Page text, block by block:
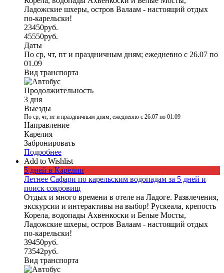
Ладожские шхеры, остров Валаам - настоящий отдых
по-карельски!
23450руб.
45550руб.
Даты
По ср, чт, пт и праздничным дням; ежедневно с 26.07 по
01.09
Вид транспорта
Продолжительность
3 дня
Выезды
По ср, чт, пт и праздничным дням; ежедневно с 26.07 по 01.09
Направление
Карелия
Забронировать
Подробнее
Add to Wishlist
5 дней в Карелии
Летнее Сафари по карельским водопадам за 5 дней и
поиск сокровищ
Отдых и много времени в отеле на Ладоге. Развлечения,
экскурсии и интерактивы на выбор! Рускеала, крепость
Корела, водопады Ахвенкоски и Белые Мосты,
Ладожские шхеры, остров Валаам - настоящий отдых
по-карельски!
39450руб.
73542руб.
Вид транспорта